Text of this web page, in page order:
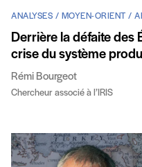
ANALYSES / MOYEN-ORIENT /
Derrière la défaite des
crise du système
Rémi Bourgeot
Chercheur associé à l’IRIS